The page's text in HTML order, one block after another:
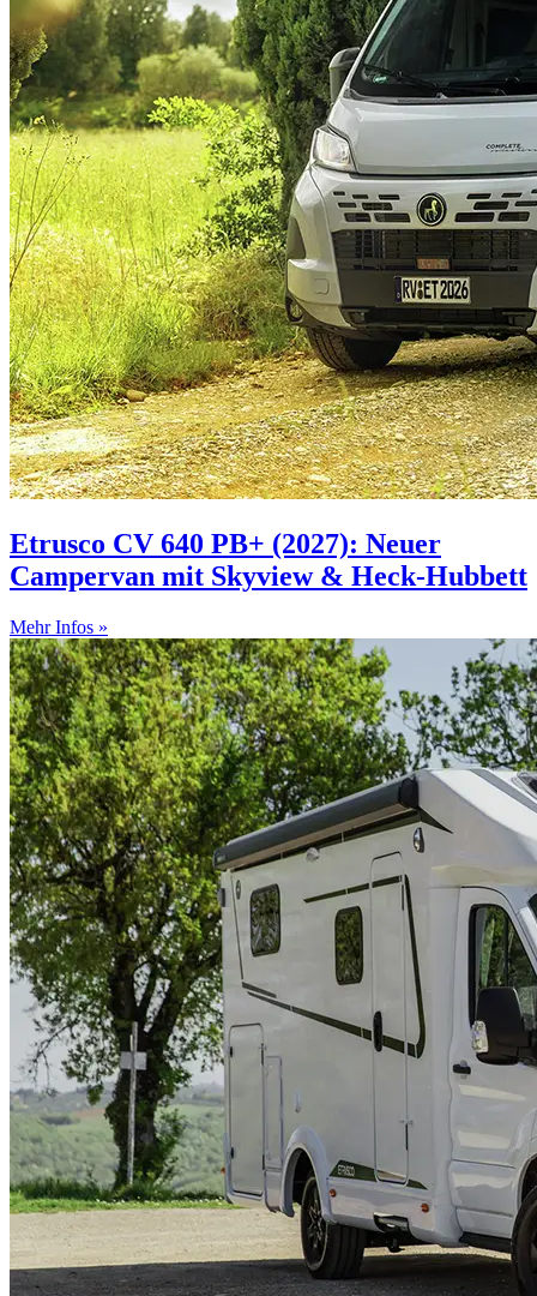
Etrusco CV 640 PB+ (2027): Neuer
Campervan mit Skyview & Heck-Hubbett
Mehr Infos »